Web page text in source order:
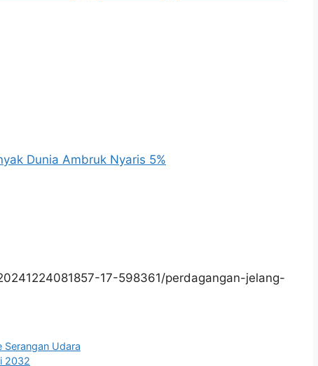
Dunia Ambruk Nyaris 5%
17-598361/perdagangan-jelang-
Serangan Udara
2032